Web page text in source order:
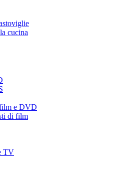
cucina
e DVD
di film
TV